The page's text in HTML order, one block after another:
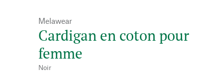
Melawear
Cardigan en coton pour
femme
Noir